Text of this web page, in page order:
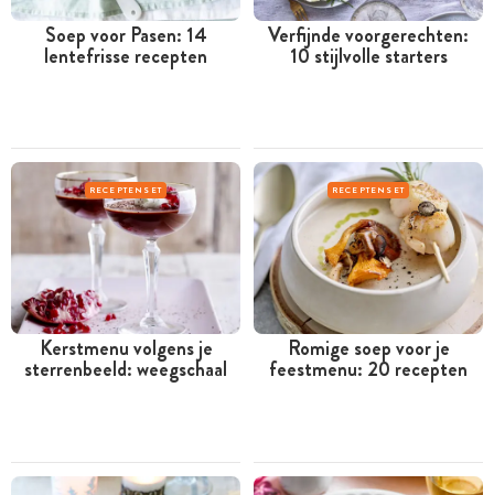
Soep voor Pasen: 14
lentefrisse recepten
Verfijnde voorgerechten:
10 stijlvolle starters
RECEPTENSET
Kerstmenu volgens je
sterrenbeeld: weegschaal
RECEPTENSET
Romige soep voor je
feestmenu: 20 recepten